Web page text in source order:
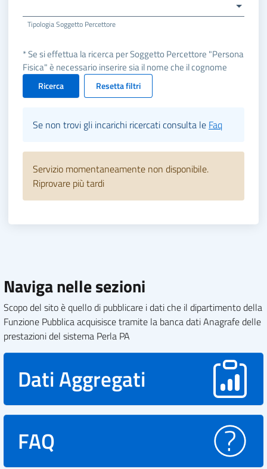
Tipologia Soggetto Percettore
* Se si effettua la ricerca per Soggetto Percettore "Persona
Fisica" è necessario inserire sia il nome che il cognome
Ricerca Resetta filtri
Se non trovi gli incarichi ricercati consulta le Faq
Servizio momentaneamente non disponibile.
Riprovare più tardi
Naviga nelle sezioni
Scopo del sito è quello di pubblicare i dati che il dipartimento della
Funzione Pubblica acquisisce tramite la banca dati Anagrafe delle
prestazioni del sistema Perla PA
Dati Aggregati
FAQ